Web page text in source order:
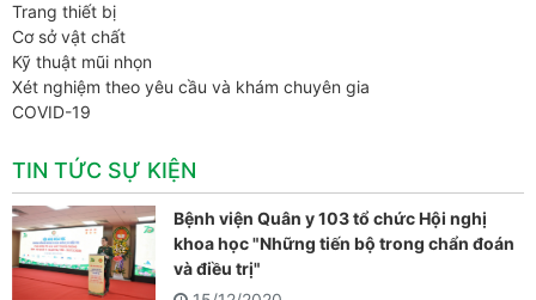
Trang thiết bị
Cơ sở vật chất
Kỹ thuật mũi nhọn
Xét nghiệm theo yêu cầu và khám chuyên gia
COVID-19
TIN TỨC SỰ KIỆN
Bệnh viện Quân y 103 tổ chức Hội nghị
khoa học "Những tiến bộ trong chẩn đoán
và điều trị"